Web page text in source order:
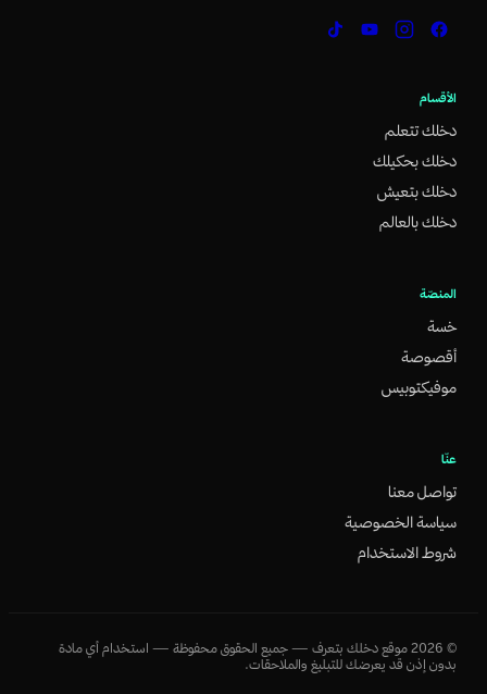
الأقسام
دخلك تتعلم
دخلك بحكيلك
دخلك بتعيش
دخلك بالعالم
المنصّة
خسة
أقصوصة
موفيكتوبيس
عنّا
تواصل معنا
سياسة الخصوصية
شروط الاستخدام
©
2026 موقع دخلك بتعرف — جميع الحقوق محفوظة — استخدام أي مادة
بدون إذن قد يعرضك للتبليغ والملاحقات.